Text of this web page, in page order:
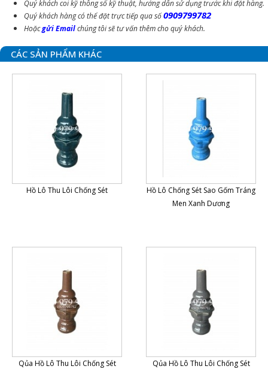
Quý khách coi kỹ thông số kỹ thuật, hướng dẫn sử dụng trước khi đặt hàng.
Quý khách hàng có thể đặt trực tiếp qua số0909799782
Hoặcgửi Emailchúng tôi sẽ tư vấn thêm cho quý khách.
CÁC SẢN PHẨM KHÁC
Hồ Lô Thu Lôi Chống Sét
Hồ Lô Chống Sét Sao Gốm Tráng
Men Xanh Dương
Qủa Hồ Lô Thu Lôi Chống Sét
Qủa Hồ Lô Thu Lôi Chống Sét